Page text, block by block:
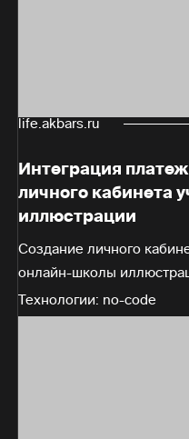
life.akbars.ru
Интеграция
личного кабинета
иллюстрации
Создание личного
онлайн-школы
Технологии: no-code